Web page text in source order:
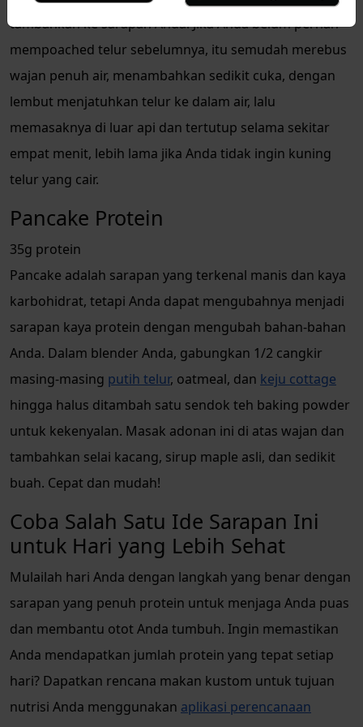
tambahkan ke sarapan Anda. Jika Anda belum pernah
mempoached telur sebelumnya, itu semudah merebus
wajan penuh air, menambahkan sedikit cuka, dengan
lembut menjatuhkan telur ke dalam air, lalu
memasaknya di luar api dan tertutup selama sekitar
empat menit, lebih lama jika Anda tidak ingin kuning
telur yang cair.
Pancake Protein
35g protein
Pancake adalah sarapan yang terkenal manis dan kaya
karbohidrat, tetapi Anda dapat mengubahnya menjadi
sarapan kaya protein dengan mengubah bahan-bahan
Anda. Dalam blender Anda, gabungkan 1/2 cangkir
masing-masing putih telur, oatmeal, dan keju cottage
hingga halus ditambah satu sendok teh baking powder
untuk kekenyalan. Masak adonan ini di atas wajan dan
tambahkan selai kacang, sirup maple asli, dan sedikit
buah. Cepat dan mudah!
Coba Salah Satu Ide Sarapan Ini
untuk Hari yang Lebih Sehat
Mulailah hari Anda dengan langkah yang benar dengan
sarapan yang penuh protein untuk menjaga Anda puas
dan membantu otot Anda tumbuh. Ingin memastikan
Anda mendapatkan jumlah protein yang tepat setiap
hari? Dapatkan rencana makan kustom untuk tujuan
nutrisi Anda menggunakan aplikasi perencanaan